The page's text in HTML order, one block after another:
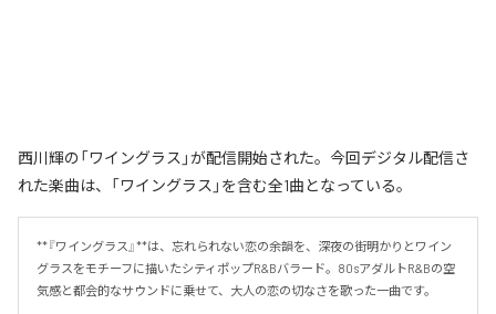
西川輝の「ワイングラス」が配信開始された。今回デジタル配信さ
れた楽曲は、「ワイングラス」を含む全1曲となっている。
**『ワイングラス』**は、忘れられない恋の余韻を、深夜の街明かりとワイン
グラスをモチーフに描いたシティポップR&Bバラード。80sアダルトR&Bの空
気感と都会的なサウンドに乗せて、大人の恋の切なさを歌った一曲です。